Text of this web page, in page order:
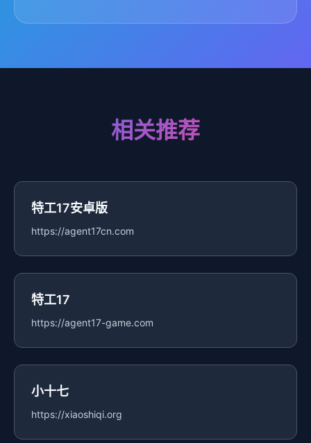
相关推荐
特工17安卓版
https://agent17cn.com
特工17
https://agent17-game.com
小十七
https://xiaoshiqi.org